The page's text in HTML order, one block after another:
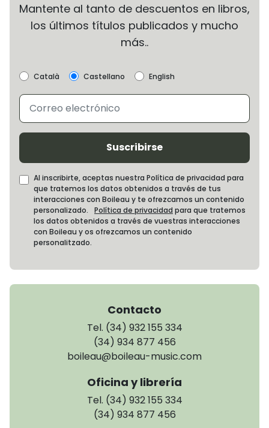
Mantente al tanto de descuentos en libros,
los últimos títulos publicados y mucho
más..
Català Castellano English
Suscribirse
Al inscribirte, aceptas nuestra Política de privacidad para
que tratemos los datos obtenidos a través de tus
interacciones con Boileau y te ofrezcamos un contenido
personalizado. Política de privacidad para que tratemos
los datos obtenidos a través de vuestras interacciones
con Boileau y os ofrezcamos un contenido
personalitzado.
Contacto
Tel. (34) 932 155 334
(34) 934 877 456
boileau@boileau-music.com
Oficina y librería
Tel. (34) 932 155 334
(34) 934 877 456